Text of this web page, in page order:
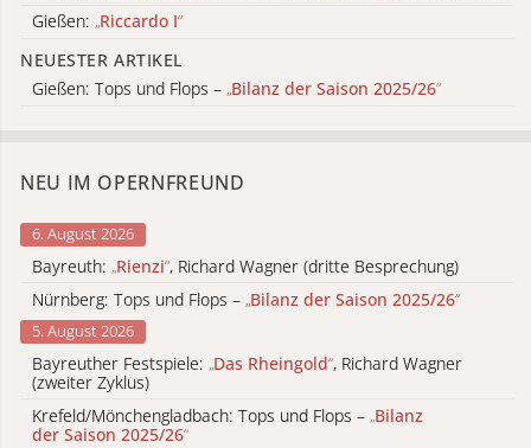
Gießen: „Riccardo I“
NEUESTER ARTIKEL
Gießen: Tops und Flops – „Bilanz der Saison 2025/26“
NEU IM OPERNFREUND
6. August 2026
Bayreuth: „Rienzi“, Richard Wagner (dritte Besprechung)
Nürnberg: Tops und Flops – „Bilanz der Saison 2025/26“
5. August 2026
Bayreuther Festspiele: „Das Rheingold“, Richard Wagner
(zweiter Zyklus)
Krefeld/Mönchengladbach: Tops und Flops – „Bilanz
der Saison 2025/26“